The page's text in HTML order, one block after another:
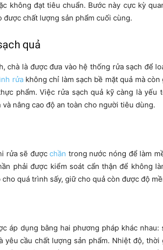
không đạt tiêu chuẩn. Bước này cực kỳ
được chất lượng sản phẩm cuối cùng.
quả
chà là được đưa vào hệ thống rửa sạch để
rửakhông chỉ làm sạch bề mặt quả mà
phẩm. Việc rửa sạch quả kỹ càng là yếu
nâng cao độ an toàn cho người tiêu dùng.
rửa sẽ đượcchần trong nước nóng để làm
phải được kiểm soát cẩn thận để không
quá trình sấy, giữ cho quả còn được độ
áp dụng bằng hai phương pháp khác nhau:
yêu cầu chất lượng sản phẩm. Nhiệt độ,